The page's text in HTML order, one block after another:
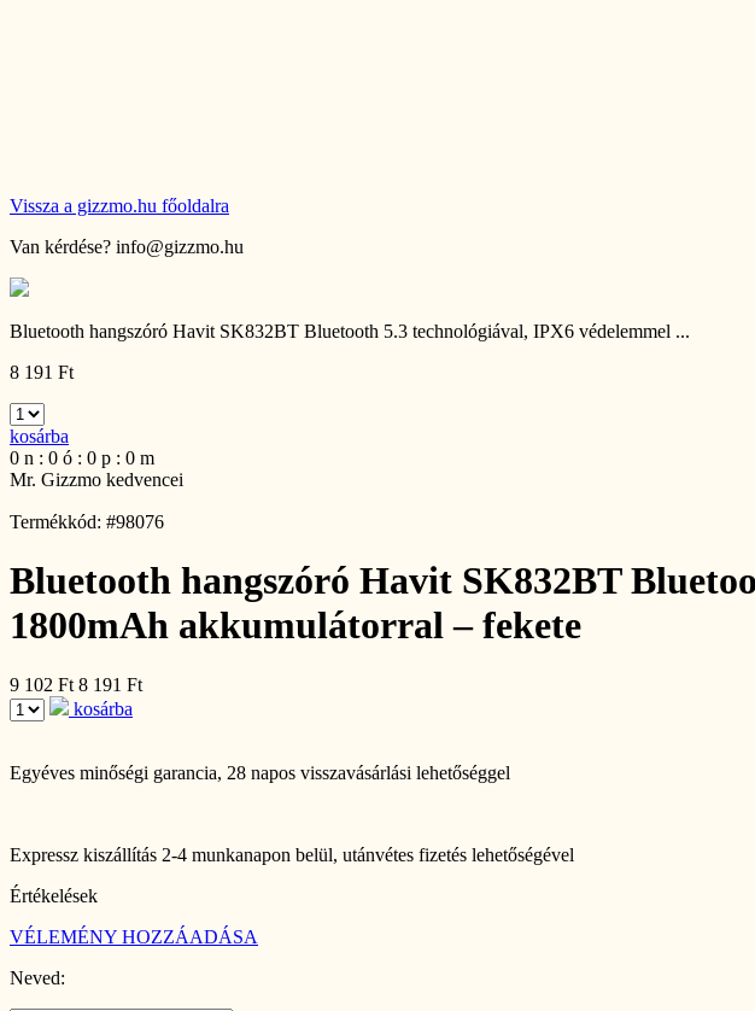
Vissza a gizzmo.hu főoldalra
Van kérdése? info@gizzmo.hu
Bluetooth hangszóró Havit SK832BT Bluetooth 5.3 technológiával, IPX6 védelemmel ...
8 191 Ft
kosárba
0 n : 0 ó : 0 p : 0 m
Mr. Gizzmo kedvencei
Termékkód: #98076
Bluetooth hangszóró Havit SK832BT
1800mAh akkumulátorral – fekete
9 102 Ft 8 191 Ft
kosárba
Egyéves minőségi garancia, 28 napos visszavásárlási lehetőséggel
Expressz kiszállítás 2-4 munkanapon belül, utánvétes fizetés lehetőségével
Értékelések
VÉLEMÉNY HOZZÁADÁSA
Neved: